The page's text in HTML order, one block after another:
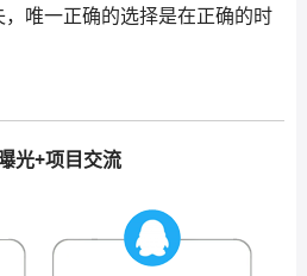
唯一正确的选择是在正确的时
光+项目交流